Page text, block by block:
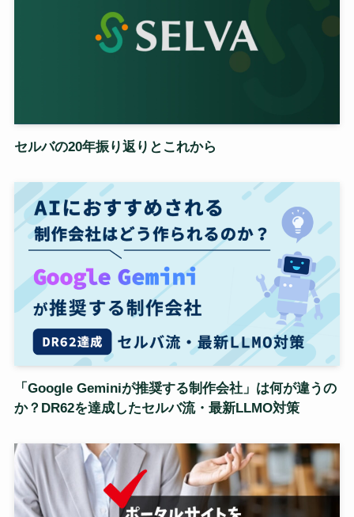
セルバの20年振り返りとこれから
「Google Geminiが推奨する制作会社」は何が違うの
か？DR62を達成したセルバ流・最新LLMO対策